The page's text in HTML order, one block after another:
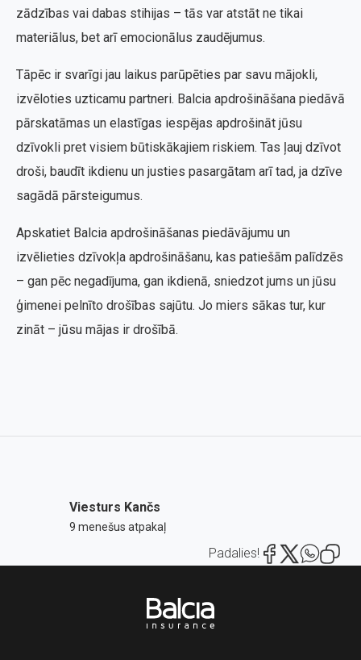
zādzības vai dabas stihijas – tās var atstāt ne tikai
materiālus, bet arī emocionālus zaudējumus.
Tāpēc ir svarīgi jau laikus parūpēties par savu mājokli,
izvēloties uzticamu partneri. Balcia apdrošināšana piedāvā
pārskatāmas un elastīgas iespējas apdrošināt jūsu
dzīvokli pret visiem būtiskākajiem riskiem. Tas ļauj dzīvot
droši, baudīt ikdienu un justies pasargātam arī tad, ja dzīve
sagādā pārsteigumus.
Apskatiet Balcia apdrošināšanas piedāvājumu un
izvēlieties dzīvokļa apdrošināšanu, kas patiešām palīdzēs
– gan pēc negadījuma, gan ikdienā, sniedzot jums un jūsu
ģimenei pelnīto drošības sajūtu. Jo miers sākas tur, kur
zināt – jūsu mājas ir drošībā.
Viesturs Kančs
9 menešus atpakaļ
Padalies!